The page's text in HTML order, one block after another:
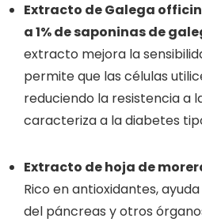
Extracto de Galega
a 1% de saponinas de
extracto mejora la
permite que las células
reduciendo la resistencia a
caracteriza a la diabetes
Extracto de hoja de
Rico en antioxidantes,
del páncreas y otros